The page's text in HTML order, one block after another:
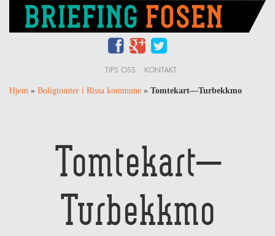
TIPS OSS KONTAKT
Hjem » Boligtomter i Rissa kommune » Tomtekart—Turbekkmo
Tomtekart—
Turbekkmo